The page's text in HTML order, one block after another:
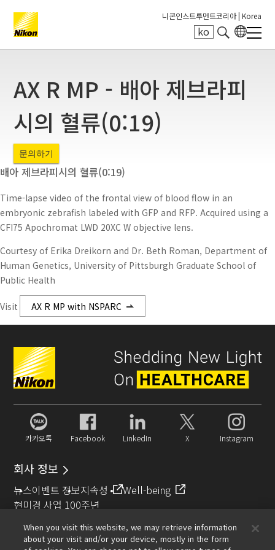
니콘인스트루먼트코리아 | Korea
ko
AX R MP - 배아 제브라피
시의 혈류(0:19)
문의하기
배아 제브라피시의 혈류(0:19)
Time-lapse video of the frontal view of blood flow in an
embryonic zebrafish labeled with GFP and RFP. Acquired using a
CFI75 Apochromat LWD 20XC W objective lens.
Courtesy of Erika Dreikorn and Dr. Beth Roman, Department of
Human Genetics, University of Pittsburgh Graduate School of
Public Health
Visit AX R MP with NSPARC
카카오톡 Facebook LinkedIn X Instagram
회사 정보
뉴스이벤트 정보지속성
Well-being
현미경 사업 100주년
추천 링크
When you visit this website, we may retrieve information
about your visit and/or your device, mostly in the form